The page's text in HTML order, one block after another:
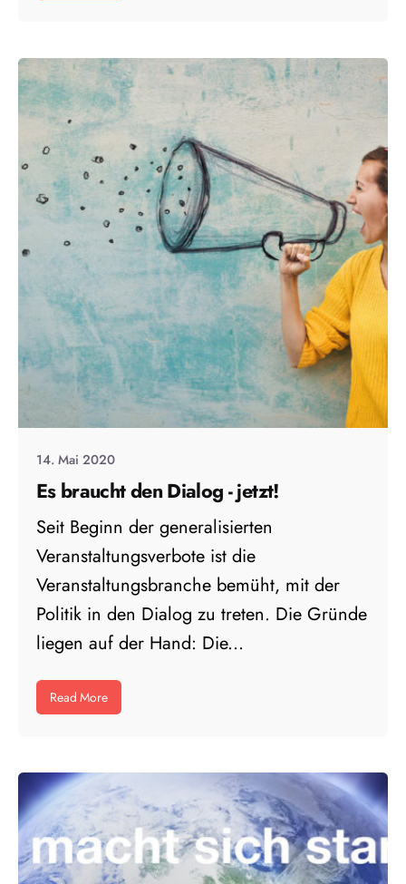
14. Mai 2020
Es braucht den Dialog - jetzt!
Seit Beginn der generalisierten
Veranstaltungsverbote ist die
Veranstaltungsbranche bemüht, mit der
Politik in den Dialog zu treten. Die Gründe
liegen auf der Hand: Die...
Read More